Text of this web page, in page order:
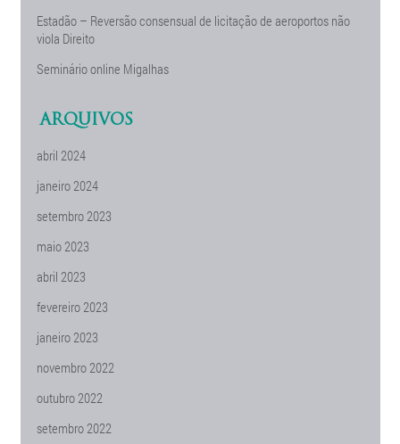
Estadão – Reversão consensual de licitação de aeroportos não
viola Direito
Seminário online Migalhas
ARQUIVOS
abril 2024
janeiro 2024
setembro 2023
maio 2023
abril 2023
fevereiro 2023
janeiro 2023
novembro 2022
outubro 2022
setembro 2022